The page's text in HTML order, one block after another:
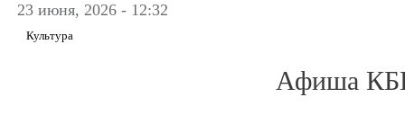
23 июня, 2026 - 12:32
Культура
Афиша